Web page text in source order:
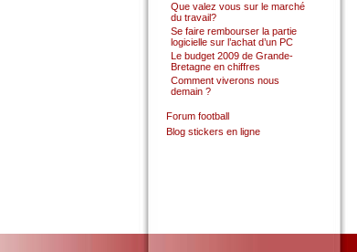
Que valez vous sur le marché
du travail?
Se faire rembourser la partie
logicielle sur l’achat d’un PC
Le budget 2009 de Grande-
Bretagne en chiffres
Comment viverons nous
demain ?
Forum football
Blog stickers en ligne